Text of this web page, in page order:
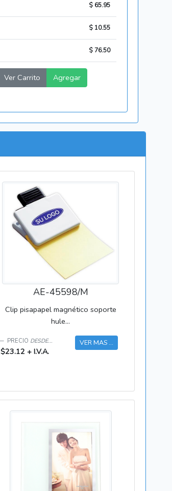
$ 65.95
$ 10.55
$ 76.50
Ver Carrito Agregar
AE-45598/M
Clip pisapapel magnético soporte
hule...
PRECIO DESDE...
$23.12 + I.V.A.
VER MAS ...